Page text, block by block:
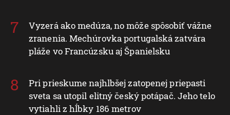
Vyzerá ako medúza, no môže spôsobiť vážne
zranenia. Mechúrovka portugalská zatvára
pláže vo Francúzsku aj Španielsku
Pri prieskume najhlbšej zatopenej priepasti
sveta sa utopil elitný český potápač. Jeho telo
vytiahli z hĺbky 186 metrov